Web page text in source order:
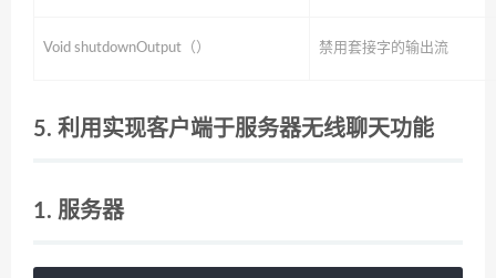
Void shutdownOutput（） 禁用套接字的输出流
5. 利用实现客户端于服务器无线聊天功能
1. 服务器